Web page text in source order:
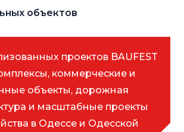
объектов
проектов BAUFEST
коммерческие и
объекты, дорожная
и масштабные проекты
в Одессе и Одесской